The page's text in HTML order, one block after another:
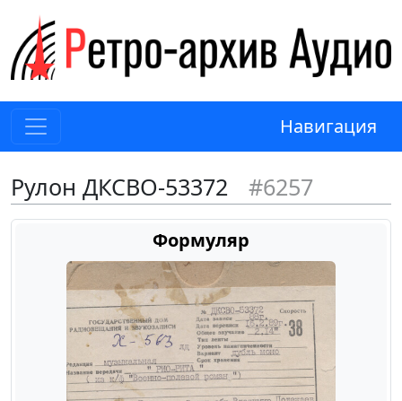
Навигация
Рулон ДКСВО-53372 #6257
Формуляр